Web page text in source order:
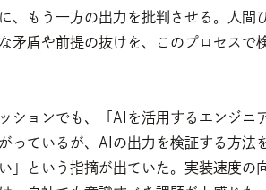
、もう一方の出力を批判させる。人間
矛盾や前提の抜けを、このプロセスで
ションでも、「AIを活用するエンジニ
っているが、AIの出力を検証する方法
」という指摘が出ていた。実装速度の